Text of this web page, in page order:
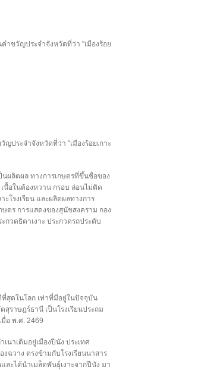
คำขวัญประจำจังหวัดที่ว่า "เมืองร้อย
ประจำจังหวัดที่ว่า "เมืองร้อยเกาะ
ผลิตผล ทางการเกษตรที่ขึ้นชื่อของ
นื้อในต้องหวาน กรอบ ล่อนไม่ติด
โรงเรียน และผลิตผลทางการ
ตร การแสดงของสุนัขสงคราม กอง
วดธิดาเงาะ ประกวดรถประดับ
ดีที่สุดในโลก เท่าที่มีอยู่ในปัจจุบัน
สุราษฎร์ธานี เป็นโรงเรียนประถม
อ พ.ศ. 2469
นาเดิมอยู่เมืองปีนัง ประเทศ
ฉวาง ตรงข้ามกับโรงเรียนนาสาร
ะได้นำเมล็ดพันธุ์เงาะจากปีนัง มา